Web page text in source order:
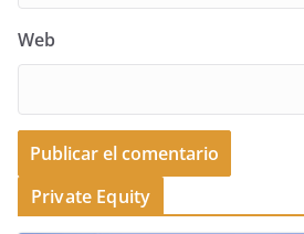
Web
Private Equity